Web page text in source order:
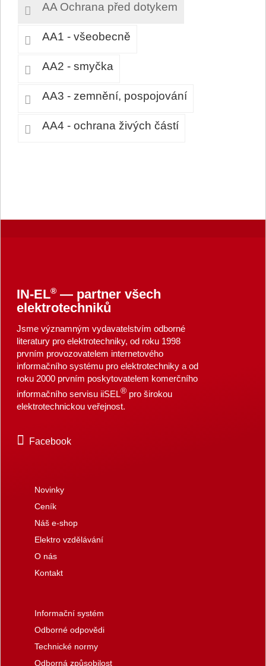
AA Ochrana před dotykem
AA1 - všeobecně
AA2 - smyčka
AA3 - zemnění, pospojování
AA4 - ochrana živých částí
IN-EL®— partner všech
elektrotechniků
Jsme významným vydavatelstvím odborné
literatury pro elektrotechniky, od roku 1998
prvním provozovatelem internetového
informačního systému pro elektrotechniky a od
roku 2000 prvním poskytovatelem komerčního
informačního servisu iiSEL®pro širokou
elektrotechnickou veřejnost.
Facebook
Novinky
Ceník
Náš e-shop
Elektro vzdělávání
O nás
Kontakt
Informační systém
Odborné odpovědi
Technické normy
Odborná způsobilost